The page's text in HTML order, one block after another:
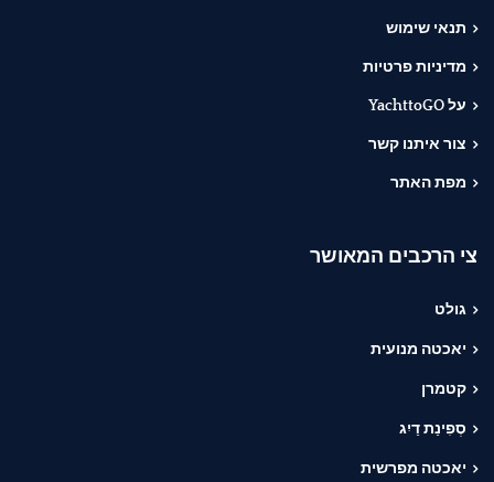
תנאי שימוש
מדיניות פרטיות
על YachttoGO
צור איתנו קשר
מפת האתר
צי הרכבים המאושר
גולט
יאכטה מנועית
קטמרן
סְפִינַת דַיִג
יאכטה מפרשית